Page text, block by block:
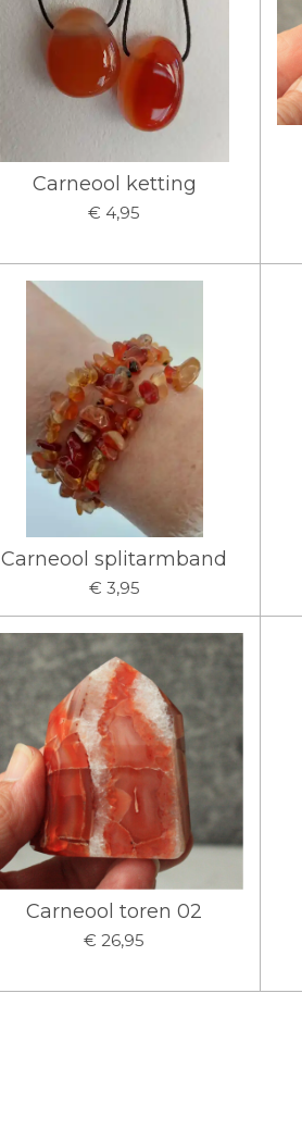
Carneool ketting
€ 4,95
Carneool splitarmband
€ 3,95
Carneool toren 02
€ 26,95